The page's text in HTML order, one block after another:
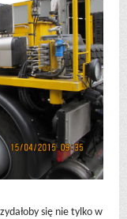
się nie tylko w